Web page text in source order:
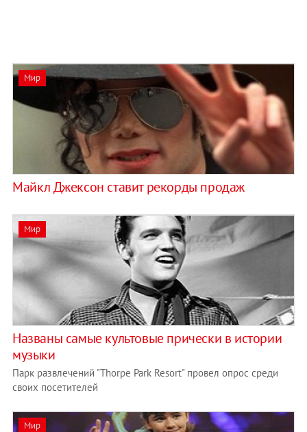
Мир
Майкл Джексон ставит рекорды продаж
Мир
Названы самые культовые прически в истории
музыки
Парк развлечений "Thorpe Park Resort" провел опрос среди
своих посетителей
Мир